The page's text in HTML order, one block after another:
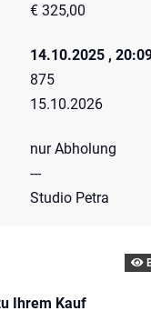
€ 325,00
14.10.2025 ,
875
15.10.2026
nur Abholung
---
Studio Petra
Ihrem Kauf